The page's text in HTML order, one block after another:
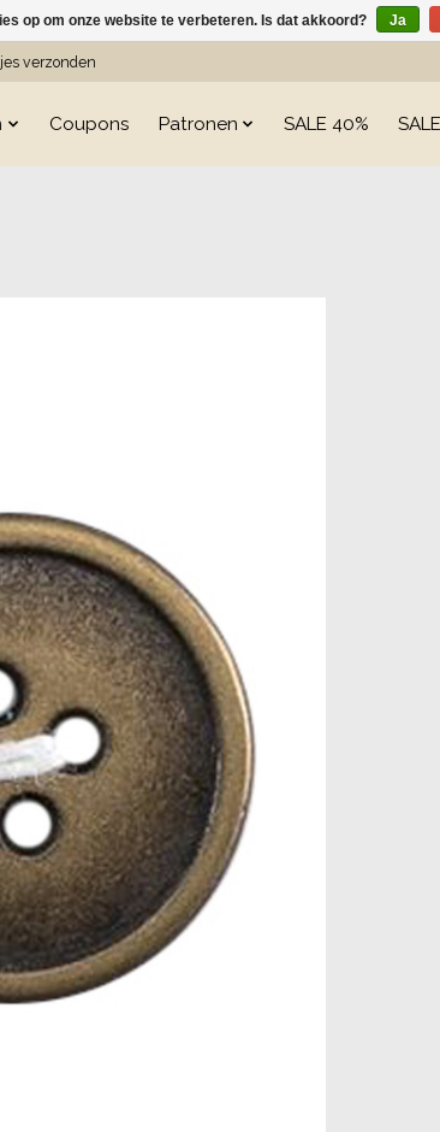
verzonden
Coupons Patronen SALE 40%
op om onze website te verbeteren. Is dat akkoord? Ja